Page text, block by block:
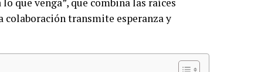
colaboración transmite esperanza y